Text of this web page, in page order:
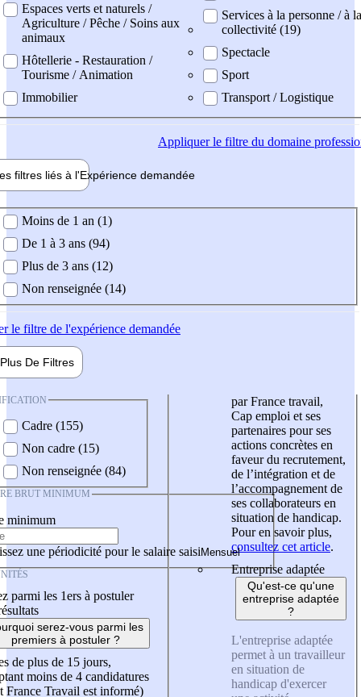
Espaces verts et naturels /
Agriculture / Pêche / Soins aux
animaux
Hôtellerie - Restauration /
Tourisme / Animation
Immobilier
Services à la personne / à la
collectivité (19)
Spectacle
Sport
Transport / Logistique
Appliquerle filtre du domaine
filtres liés à l'Expérience demandée
demandée
Moins de 1 an (1)
De 1 à 3 ans (94)
Plus de 3 ans (12)
Non renseignée (14)
le filtre de l'expérience demandée
Plus De Filtres
Cadre (155)
Non cadre (15)
Non renseignée (84)
BRUT MINIMUM
minimum
une périodicité pour le salaire saisi
parmi les 1ers à postuler
serez-vous parmi les
premiers à postuler ?
de plus de 15 jours,
moins de 4 candidatures
France Travail est informé)
par France travail,
Cap emploi et ses
partenaires pour ses
actions concrètes en
faveur du recrutement,
de l’intégration et de
l’accompagnement de
ses collaborateurs en
situation de handicap.
Pour en savoir plus,
consultez cet article.
Entreprise adaptée
Qu'est-ce qu'une
entreprise adaptée
?
L'entreprise adaptée
permet à un travailleur
en situation de
handicap d'exercer